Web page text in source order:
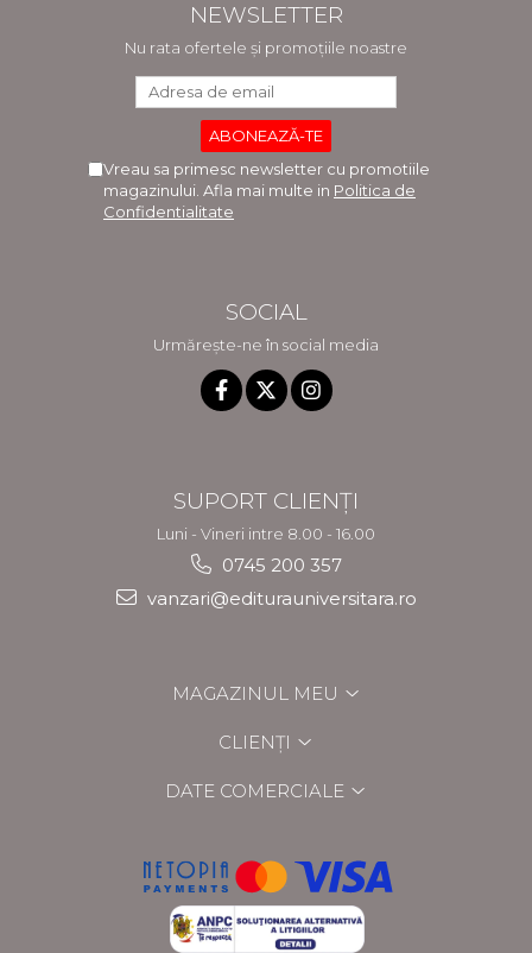
NEWSLETTER
Nu rata ofertele și promoțiile noastre
Vreau sa primesc newsletter cu promotiile
magazinului. Afla mai multe in Politica de
Confidentialitate
SOCIAL
Urmărește-ne în social media
SUPORT CLIENȚI
Luni - Vineri intre 8.00 - 16.00
0745 200 357
vanzari@editurauniversitara.ro
MAGAZINUL MEU
CLIENȚI
DATE COMERCIALE